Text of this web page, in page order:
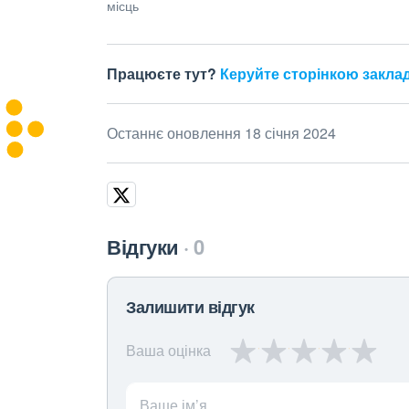
місць
Працюєте тут? Керуйте сторінкою
Останнє оновлення 18 січня 2024
Відгуки 0
Залишити відгук
Ваша оцінка